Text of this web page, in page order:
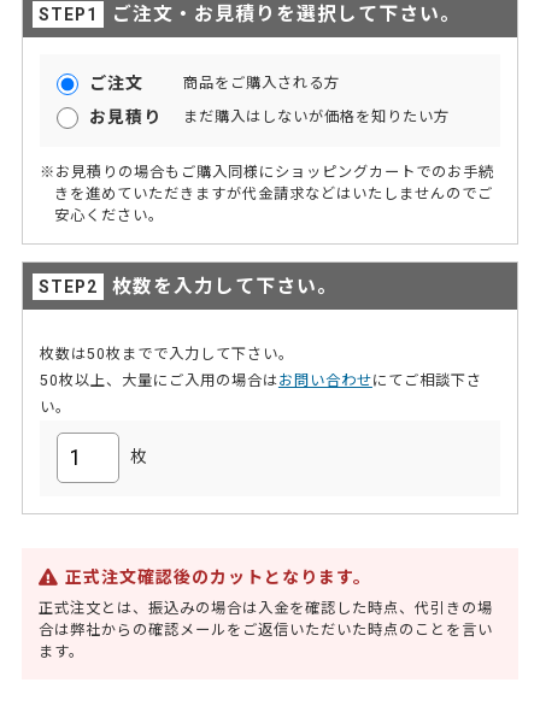
ご注文・お見積りを選択して下さい。
ご注文 商品をご購入される方
お見積り まだ購入はしないが価格を知りたい方
※お見積りの場合もご購入同様にショッピングカートでのお手続
きを進めていただきますが代金請求などはいたしませんのでご
安心ください。
枚数を入力して下さい。
枚数は50枚までで入力して下さい。
50枚以上、大量にご入用の場合はお問い合わせにてご相談下さ
い。
枚
正式注文確認後のカットとなります。
正式注文とは、振込みの場合は入金を確認した時点、代引きの場
合は弊社からの確認メールをご返信いただいた時点のことを言い
ます。